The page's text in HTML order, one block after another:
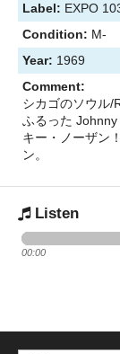
Label: EXPO
Condition: M-
Year: 1969
Comment:
シカゴのソウル/
ふるった
キー・ノーザン
ン。
Listen
00:00